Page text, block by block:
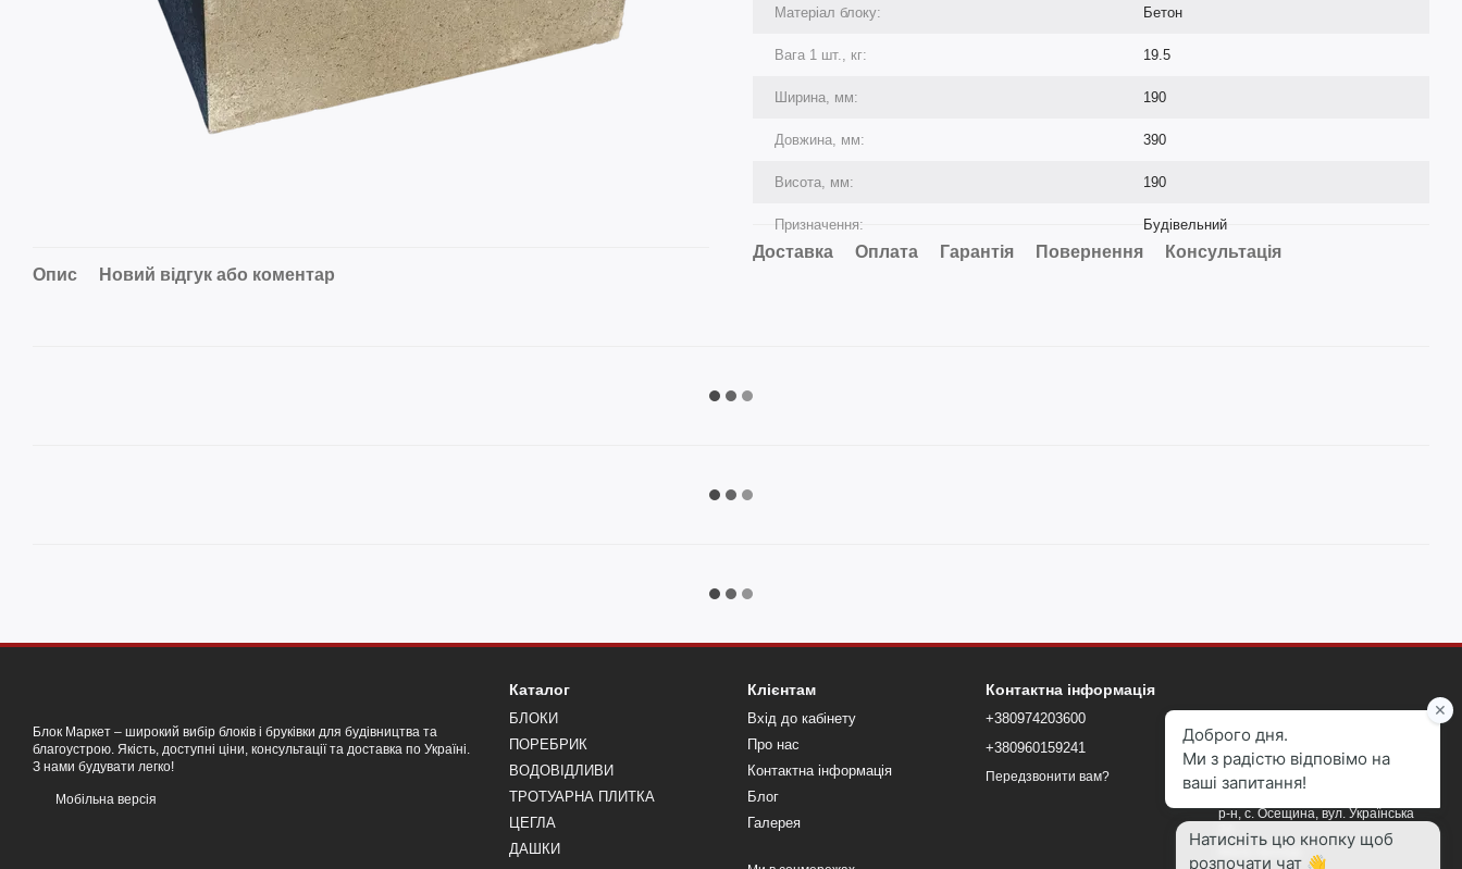
Опис Новий відгук або коментар
Матеріал блоку: Бетон
Вага 1 шт., кг: 19.5
Ширина, мм: 190
Довжина, мм: 390
Висота, мм: 190
Призначення: Будівельний
Доставка Оплата Гарантія Повернення Консультація
Блок Маркет – широкий вибір блоків і бруківки для будівництва та
благоустрою. Якість, доступні ціни, консультації та доставка по Україні.
З нами будувати легко!
Мобільна версія
Каталог
БЛОКИ
ПОРЕБРИК
ВОДОВІДЛИВИ
ТРОТУАРНА ПЛИТКА
ЦЕГЛА
ДАШКИ
Клієнтам
Вхід до кабінету
Про нас
Контактна інформація
Блог
Галерея
Контактна інформація
+380974203600
+380960159241
Передзвонити вам?
blokmarketkyiv@gmail.com
р-н, с. Осещина, вул. Українська
Мапа проїзду